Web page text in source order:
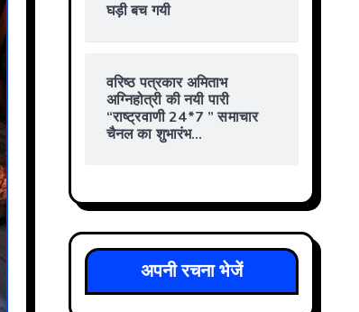
घड़ी बच गयी
वरिष्ठ पत्रकार अमिताभ
अग्निहोत्री की नयी पारी
“राष्ट्रवाणी 24*7 ” समाचार
चैनल का शुभारंभ…
अपनी रचना भेजें